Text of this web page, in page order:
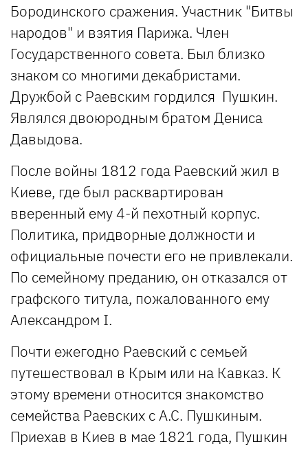
Бородинского сражения. Участник "Битвы
народов" и взятия Парижа. Член
Государственного совета. Был близко
знаком со многими декабристами.
Дружбой с Раевским гордился Пушкин.
Являлся двоюродным братом Дениса
Давыдова.
После войны 1812 года Раевский жил в
Киеве, где был расквартирован
вверенный ему 4-й пехотный корпус.
Политика, придворные должности и
официальные почести его не привлекали.
По семейному преданию, он отказался от
графского титула, пожалованного ему
Александром I.
Почти ежегодно Раевский с семьей
путешествовал в Крым или на Кавказ. К
этому времени относится знакомство
семейства Раевских с А.С. Пушкиным.
Приехав в Киев в мае 1821 года, Пушкин